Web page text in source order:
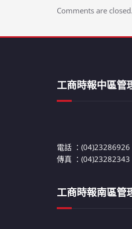
Comments are closed.
工商時報中區管
電話 ：(04)23286926
傳真 ：(04)23282343
工商時報南區管